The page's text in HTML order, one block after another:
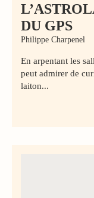
DU GPS
Philippe Charpenel
En arpentant les
peut admirer de
laiton...